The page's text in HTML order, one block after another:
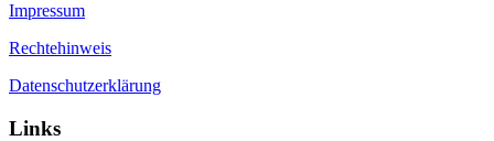
Impressum
Rechtehinweis
Datenschutzerklärung
Links